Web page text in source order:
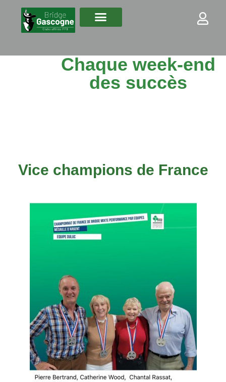
Chaque week-end
des succès
Vice champions de France